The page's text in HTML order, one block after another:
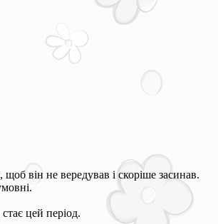
він не вередував і скоріше засинав.
цей період.